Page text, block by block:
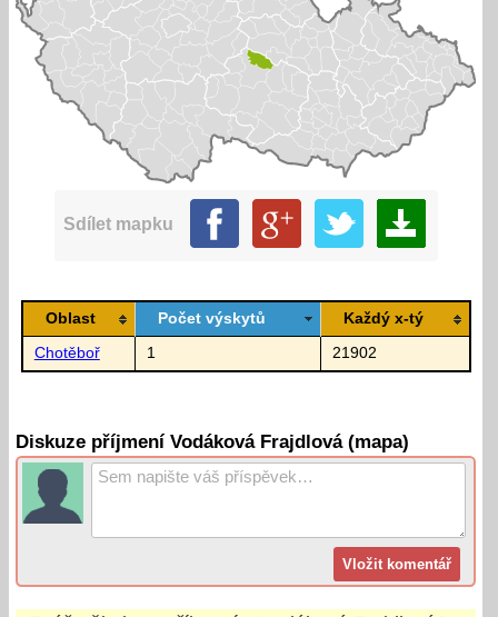
Sdílet mapku
Oblast Počet výskytů Každý x-tý
Chotěboř 1 21902
Diskuze příjmení Vodáková Frajdlová (mapa)